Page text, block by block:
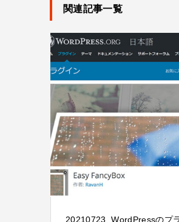
関連記事一覧
20210723_WordPressのプ